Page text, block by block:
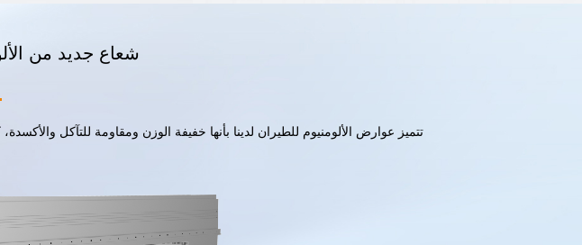
شعاع جديد من
تتميز عوارض الألومنيوم للطيران لدينا بأنها خفيفة الوزن ومقاومة للتآكل